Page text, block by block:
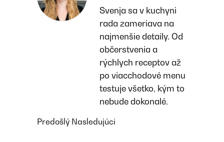
Svenja sa v kuchyni
rada zameriava na
najmenšie detaily. Od
občerstvenia a
rýchlych receptov až
po viacchodové menu
testuje všetko, kým to
nebude dokonalé.
Predošlý Nasledujúci